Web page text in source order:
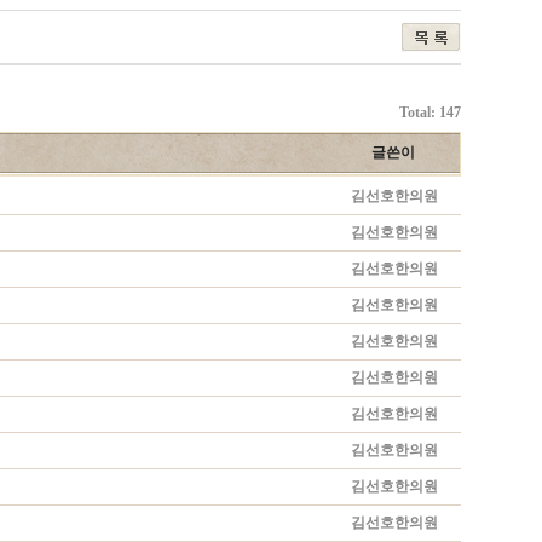
Total: 147
글쓴이
김선호한의원
김선호한의원
김선호한의원
김선호한의원
김선호한의원
김선호한의원
김선호한의원
김선호한의원
김선호한의원
김선호한의원